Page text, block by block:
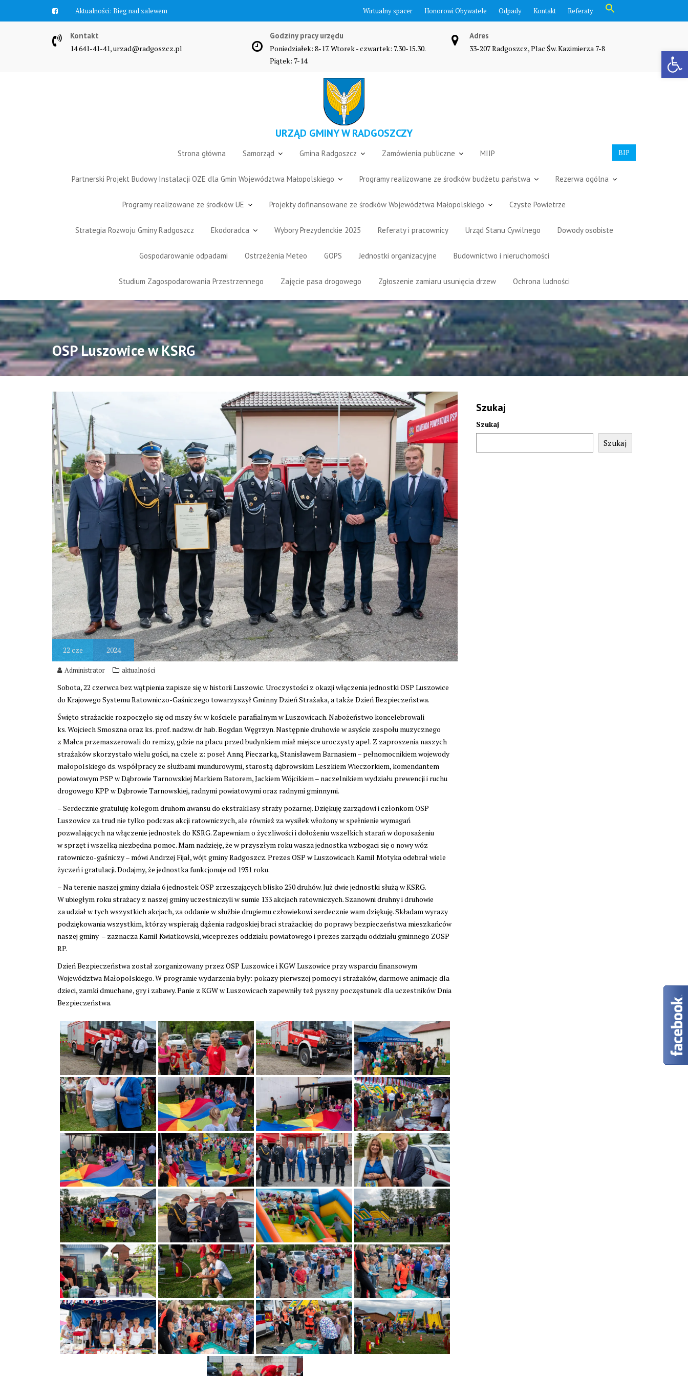
Otwórz pasek narzędzi
Aktualności: Zawyją syreny Wirtualny spacer Honorowi Obywatele Odpady Kontakt Referaty
Search Button
Kontakt
14 641-41-41, urzad@radgoszcz.pl
Godziny pracy urzędu
Poniedziałek: 8-17. Wtorek - czwartek: 7.30-15.30.
Piątek: 7-14.
Adres
33-207 Radgoszcz, Plac Św. Kazimierza 7-8
URZĄD GMINY W RADGOSZCZY
BIP
Strona główna Samorząd Gmina Radgoszcz Zamówienia publiczne MIIP
Partnerski Projekt Budowy Instalacji OZE dla Gmin Województwa Małopolskiego Programy realizowane ze środków budżetu państwa Rezerwa ogólna
Programy realizowane ze środków UE Projekty dofinansowane ze środków Województwa Małopolskiego Czyste Powietrze
Strategia Rozwoju Gminy Radgoszcz Ekodoradca Wybory Prezydenckie 2025 Referaty i pracownicy Urząd Stanu Cywilnego Dowody osobiste
Gospodarowanie odpadami Ostrzeżenia Meteo GOPS Jednostki organizacyjne Budownictwo i nieruchomości
Studium Zagospodarowania Przestrzennego Zajęcie pasa drogowego Zgłoszenie zamiaru usunięcia drzew Ochrona ludności
OSP Luszowice w KSRG
22 cze 2024
Administrator aktualności
Sobota, 22 czerwca bez wątpienia zapisze się w historii Luszowic. Uroczystości z okazji włączenia jednostki OSP Luszowice
do Krajowego Systemu Ratowniczo-Gaśniczego towarzyszył Gminny Dzień Strażaka, a także Dzień Bezpieczeństwa.
Święto strażackie rozpoczęło się od mszy św. w kościele parafialnym w Luszowicach. Nabożeństwo koncelebrowali
ks. Wojciech Smoszna oraz ks. prof. nadzw. dr hab. Bogdan Węgrzyn. Następnie druhowie w asyście zespołu muzycznego
z Małca przemaszerowali do remizy, gdzie na placu przed budynkiem miał miejsce uroczysty apel. Z zaproszenia naszych
strażaków skorzystało wielu gości, na czele z: poseł Anną Pieczarką, Stanisławem Barnasiem – pełnomocnikiem wojewody
małopolskiego ds. współpracy ze służbami mundurowymi, starostą dąbrowskim Leszkiem Wieczorkiem, komendantem
powiatowym PSP w Dąbrowie Tarnowskiej Markiem Batorem, Jackiem Wójcikiem – naczelnikiem wydziału prewencji i ruchu
drogowego KPP w Dąbrowie Tarnowskiej, radnymi powiatowymi oraz radnymi gminnymi.
– Serdecznie gratuluję kolegom druhom awansu do ekstraklasy straży pożarnej. Dziękuję zarządowi i członkom OSP
Luszowice za trud nie tylko podczas akcji ratowniczych, ale również za wysiłek włożony w spełnienie wymagań
pozwalających na włączenie jednostek do KSRG. Zapewniam o życzliwości i dołożeniu wszelkich starań w doposażeniu
w sprzęt i wszelką niezbędna pomoc. Mam nadzieję, że w przyszłym roku wasza jednostka wzbogaci się o nowy wóz
ratowniczo-gaśniczy – mówi Andrzej Fijał, wójt gminy Radgoszcz. Prezes OSP w Luszowicach Kamil Motyka odebrał wiele
życzeń i gratulacji. Dodajmy, że jednostka funkcjonuje od 1931 roku.
– Na terenie naszej gminy działa 6 jednostek OSP zrzeszających blisko 250 druhów. Już dwie jednostki służą w KSRG.
W ubiegłym roku strażacy z naszej gminy uczestniczyli w sumie 133 akcjach ratowniczych. Szanowni druhny i druhowie
za udział w tych wszystkich akcjach, za oddanie w służbie drugiemu człowiekowi serdecznie wam dziękuję. Składam wyrazy
podziękowania wszystkim, którzy wspierają dążenia radgoskiej braci strażackiej do poprawy bezpieczeństwa mieszkańców
naszej gminy – zaznacza Kamil Kwiatkowski, wiceprezes oddziału powiatowego i prezes zarządu oddziału gminnego ZOSP
RP.
Dzień Bezpieczeństwa został zorganizowany przez OSP Luszowice i KGW Luszowice przy wsparciu finansowym
Województwa Małopolskiego. W programie wydarzenia były: pokazy pierwszej pomocy i strażaków, darmowe animacje dla
dzieci, zamki dmuchane, gry i zabawy. Panie z KGW w Luszowicach zapewniły też pyszny poczęstunek dla uczestników Dnia
Bezpieczeństwa.
Szukaj
Szukaj
Szukaj